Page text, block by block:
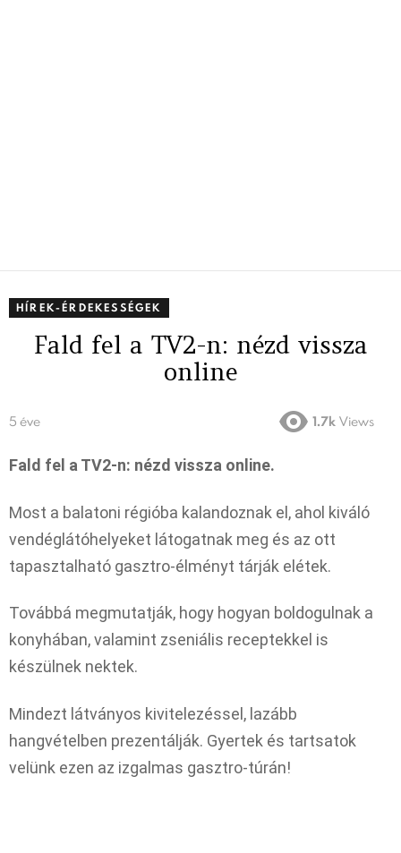
HÍREK-ÉRDEKESSÉGEK
Fald fel a TV2-n: nézd vissza
online
5 éve 1.7k Views
Fald fel a TV2-n: nézd vissza online.
Most a balatoni régióba kalandoznak el, ahol kiváló
vendéglátóhelyeket látogatnak meg és az ott
tapasztalható gasztro-élményt tárják elétek.
Továbbá megmutatják, hogy hogyan boldogulnak a
konyhában, valamint zseniális receptekkel is
készülnek nektek.
Mindezt látványos kivitelezéssel, lazább
hangvételben prezentálják. Gyertek és tartsatok
velünk ezen az izgalmas gasztro-túrán!